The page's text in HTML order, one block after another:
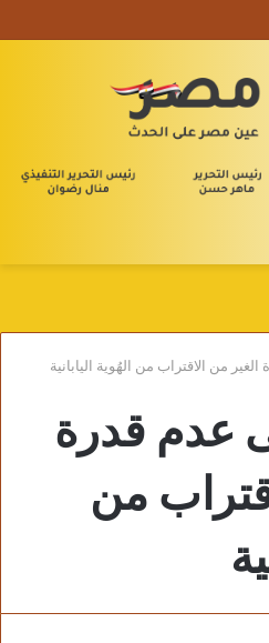
علامة استفهام
من الاقتراب من الهُوية اليابانية
عدم قدرة
من